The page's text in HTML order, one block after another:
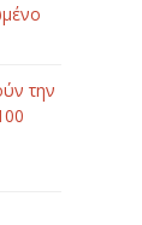
την